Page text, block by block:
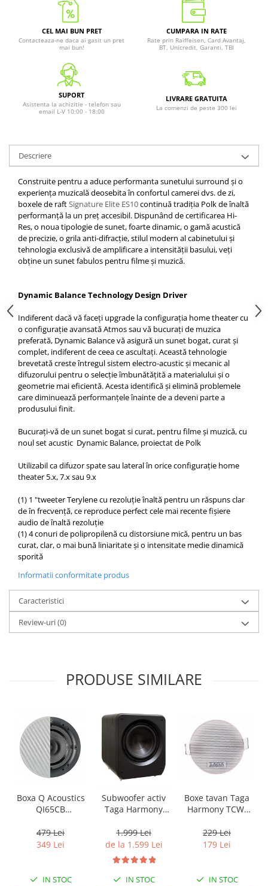
CEL MAI BUN PRET
Contacteaza-ne daca ai gasit un pret
mai bun!
CUMPARA IN RATE
Rate prin Raiffeisen, Card Avantaj,
BT, Unicredit, Garanti, TBI
SUPORT
Asistenta la achizitie - telefon sau
email L-V 10:00 - 18:00
LIVRARE GRATUITA
La comenzi de peste 300 lei
Descriere
Construite pentru a aduce performanta sunetului surround și o
experiența muzicală deosebita în confortul camerei dvs. de zi,
boxele de raftSignature Elite ES10continuă tradiția Polk de înaltă
performanță la un preț accesibil. Dispunând de certificarea Hi-
Res, o noua tipologie de sunet, foarte dinamic, o gamă acustică
de precizie, o grila anti-difracție, stilul modern al cabinetului și
tehnologia exclusivă de amplificare a intensității basului, veți
obține un sunet fabulos pentru filme și muzică.
Dynamic Balance Technology Design Driver
Indiferent dacă vă faceți upgrade la configurația home theater cu
o configurație avansată Atmos sau vă bucurați de muzica
preferată, Dynamic Balance vă asigură un sunet bogat, curat și
complet, indiferent de ceea ce ascultați. Această tehnologie
brevetată creste întregul sistem electro-acustic și mecanic al
difuzorului pentru o selecție îmbunătățită a materialului și o
geometrie mai eficientă. Acesta identifică și elimină problemele
care diminuează performanțele înainte de a deveni parte a
produsului finit.
Bucurați-vă de un sunet bogat si curat, pentru filme și muzică, cu
noul set acustic Dynamic Balance, proiectat de Polk
Utilizabil ca difuzor spate sau lateral în orice configurație home
theater 5.x, 7.x sau 9.x
(1) 1 "tweeter Terylene cu rezoluție înaltă pentru un răspuns clar
de în frecvență, ce reproduce perfect cele mai recente fișiere
audio de înaltă rezoluție
(1) 4 conuri de polipropilenă cu distorsiune mică, pentru un bas
curat, clar, o mai bună liniaritate și o intensitate medie dinamică
sporită
Informatii conformitate produs
Caracteristici
Review-uri(0)
PRODUSE SIMILARE
Boxa Q Acoustics
QI65CB
Ceiling (1 buc)
479 Lei
349 Lei
IN STOC
Subwoofer activ
Taga Harmony
v3
1.999 Lei
de la 1.599 Lei
IN STOC
Boxe tavan Taga
Harmony TCW-
229 Lei
179 Lei
IN STOC